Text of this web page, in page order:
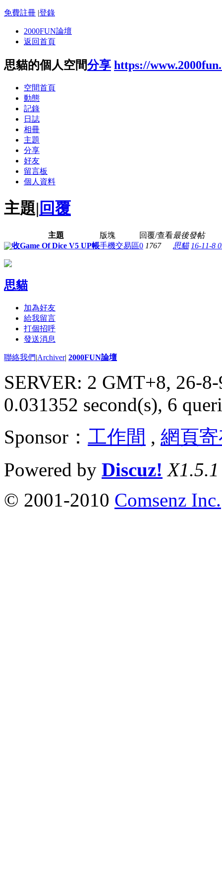
免費註冊 |登錄
2000FUN論壇
返回首頁
思貓的個人空間分享 https://
空間首頁
動態
記錄
日誌
相冊
主題
分享
好友
留言板
個人資料
主題| 回覆
主題 版塊 回覆/查看最後發帖
收Game Of Dice V5 UP帳手機交易區0 1767 思貓 16-11-8
思貓
加為好友
給我留言
打個招呼
發送消息
聯絡我們|Archiver| 2000FUN論壇
SERVER: 2 GMT+8, 26-
0.031352 second(s), 6
Sponsor： 工作間 , 網頁
Powered by Discuz! X1.5.1
© 2001-2010 Comsenz Inc.